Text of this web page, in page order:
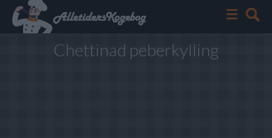
Chettinad peberkylling